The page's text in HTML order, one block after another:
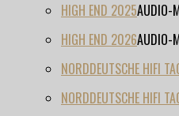
HIGH END 2025AUDIO-
HIGH END 2026AUDIO-
NORDDEUTSCHE HIFI
NORDDEUTSCHE HIFI